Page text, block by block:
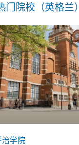
门院校（英格兰）
治学院